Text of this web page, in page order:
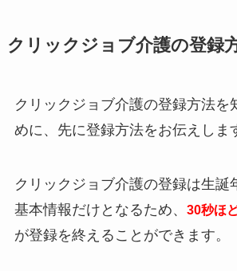
クリックジョブ介護の登録
クリックジョブ介護の登録方法を
めに、先に登録方法をお伝えしま
クリックジョブ介護の登録は生誕
基本情報だけとなるため、 30秒ほ
が登録を終えることができます。